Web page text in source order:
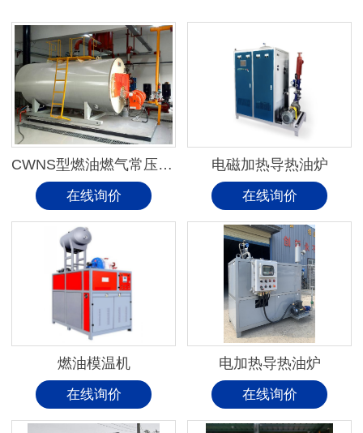
CWNS型燃油燃气常压热水锅炉
在线询价
电磁加热导热油炉
在线询价
燃油模温机
在线询价
电加热导热油炉
在线询价